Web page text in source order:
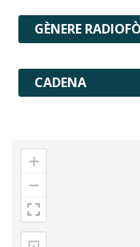
Mauri,
Mir, Montse(1)
Solà, Xavier
GÈNERE
CADENA
+
−